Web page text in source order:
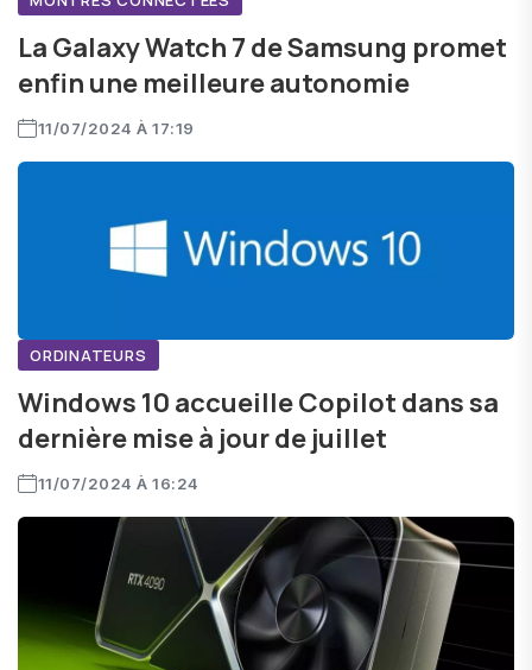
La Galaxy Watch 7 de Samsung promet
enfin une meilleure autonomie
11/07/2024 À 17:19
ORDINATEURS
Windows 10 accueille Copilot dans sa
dernière mise à jour de juillet
11/07/2024 À 16:24